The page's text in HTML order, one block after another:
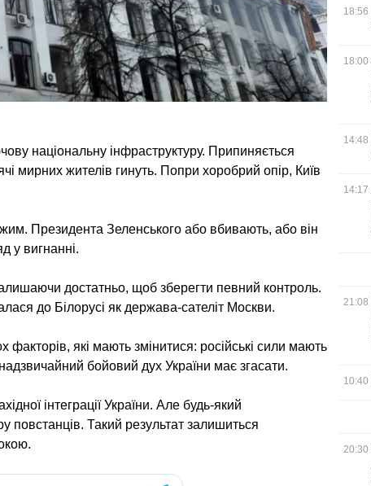
національну інфраструктуру. Припиняється
мирних жителів гинуть. Попри хоробрий опір, Київ
Президента Зеленського або вбивають, або він
у вигнанні.
достатньо, щоб зберегти певний контроль.
до Білорусі як держава-сателіт Москви.
які мають змінитися: російські сили мають
бойовий дух України має згасати.
інтеграції України. Але будь-який
повстанців. Такий результат залишиться
18:56
18:00
14:48
14:17
21:08
10:40
20:30